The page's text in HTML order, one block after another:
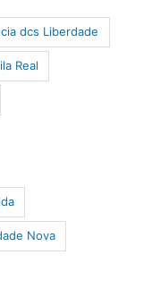
dcs Liberdade
Real
Nova